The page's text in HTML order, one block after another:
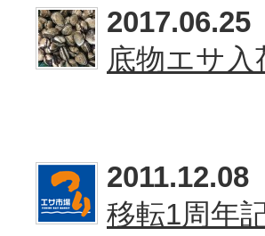
2017.06.25
底物エサ入
2011.12.08
移転1周年